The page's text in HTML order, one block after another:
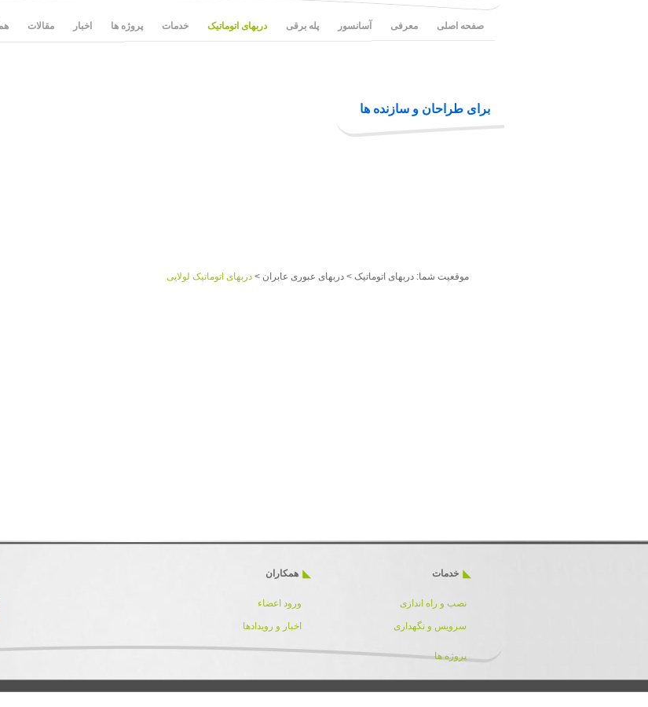
صفحه اصلی معرفی آسانسور پله برقی دربهای اتوماتیک خدمات پروژه ها اخبار مقالات
برای طراحان و سازنده ها
موقعیت شما: دربهای اتوماتیک > دربهای عبوری عابران > دربهای اتوماتیک لولایی
خدمات همکاران
نصب و راه اندازی ورود اعضاء
سرویس و نگهداری اخبار و رویدادها
پروژه ها